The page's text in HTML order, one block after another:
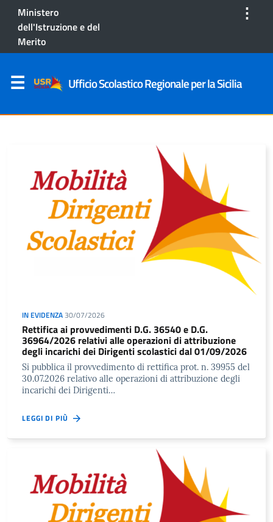
Ministero
dell'Istruzione e del
Merito
⋮
Ufficio Scolastico Regionale per la Sicilia
IN EVIDENZA 30/07/2026
Rettifica ai provvedimenti D.G. 36540 e D.G.
36964/2026 relativi alle operazioni di attribuzione
degli incarichi dei Dirigenti scolastici dal 01/09/2026
Si pubblica il provvedimento di rettifica prot. n. 39955 del
30.07.2026 relativo alle operazioni di attribuzione degli
incarichi dei Dirigenti…
LEGGI DI PIÙ